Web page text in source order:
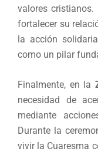
valores
fortalecer su
la acción
como un pilar
Finalmente, en la
necesidad de
mediante
Durante la
vivir la Cuaresma